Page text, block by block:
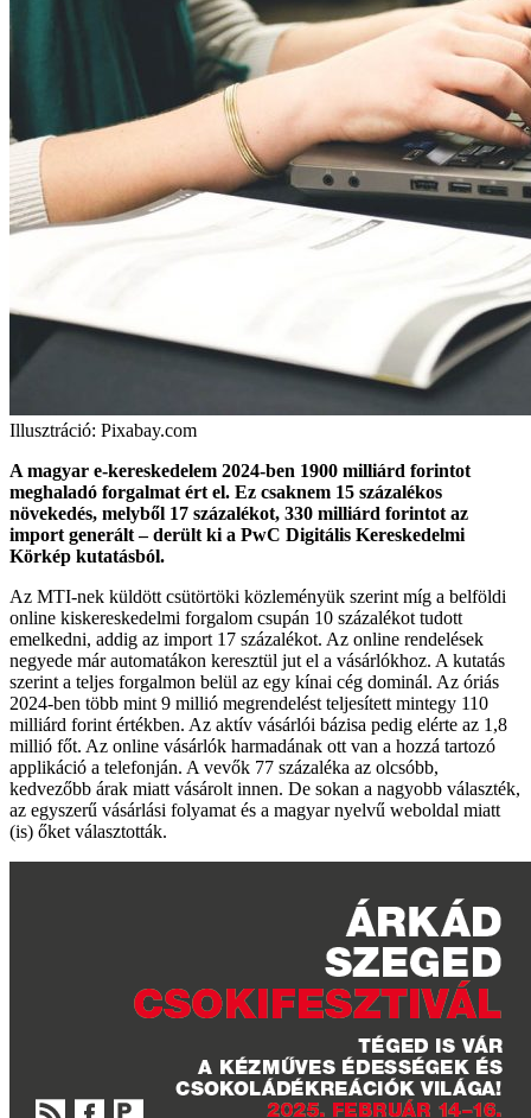
Illusztráció: Pixabay.com
A magyar e-kereskedelem 2024-ben 1900 milliárd forintot
meghaladó forgalmat ért el. Ez csaknem 15 százalékos
növekedés, melyből 17 százalékot, 330 milliárd forintot az
import generált – derült ki a PwC Digitális Kereskedelmi
Körkép kutatásból.
Az MTI-nek küldött csütörtöki közleményük szerint míg a belföldi
online kiskereskedelmi forgalom csupán 10 százalékot tudott
emelkedni, addig az import 17 százalékot. Az online rendelések
negyede már automatákon keresztül jut el a vásárlókhoz. A kutatás
szerint a teljes forgalmon belül az egy kínai cég dominál. Az óriás
2024-ben több mint 9 millió megrendelést teljesített mintegy 110
milliárd forint értékben. Az aktív vásárlói bázisa pedig elérte az 1,8
millió főt. Az online vásárlók harmadának ott van a hozzá tartozó
applikáció a telefonján. A vevők 77 százaléka az olcsóbb,
kedvezőbb árak miatt vásárolt innen. De sokan a nagyobb választék,
az egyszerű vásárlási folyamat és a magyar nyelvű weboldal miatt
(is) őket választották.